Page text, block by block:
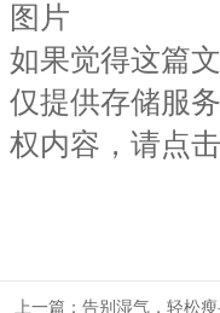
图片
如果觉得这篇
仅提供存储服
权内容，请点
上一篇： 告别湿气，轻松